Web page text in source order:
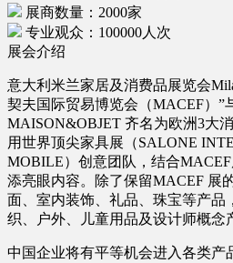
展商数量：2000家
专业观众：100000人次
展会介绍
意大利米兰家居及消费品展览会
契夫国际贸易博览会（MACEF）”
MAISON&OBJET 齐名为欧洲3大
用世界顶尖家具展（SALONE
MOBILE）创意团队，结合
添亮眼内容。除了保留MACEF 展
面、室内装饰、礼品、珠宝等产品
织、户外、儿童用品及设计师概念
中国企业将有平等机会进入各类产